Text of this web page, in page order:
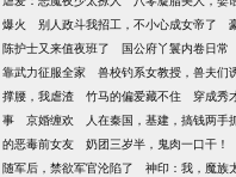
爆火
别人政斗我招工，不小心成女帝了
陈护士又来值夜班了
国公府丫鬟内卷日常
靠武力征服全家
兽校钓系女教授，兽夫们
撑腰，我虐渣
竹马的偏爱藏不住 穿成秀
事
京婚缠欢 人在秦国，基建，搞钱两手
的恶毒前女友
奶团三岁半，鬼肉一口干！
随军后，禁欲军官沦陷了
神印：我，魔族